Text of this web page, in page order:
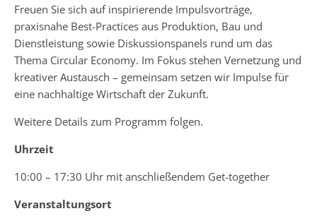
Freuen Sie sich auf inspirierende Impulsvorträge,
praxisnahe Best-Practices aus Produktion, Bau und
Dienstleistung sowie Diskussionspanels rund um das
Thema Circular Economy. Im Fokus stehen Vernetzung und
kreativer Austausch – gemeinsam setzen wir Impulse für
eine nachhaltige Wirtschaft der Zukunft.
Weitere Details zum Programm folgen.
Uhrzeit
10:00 – 17:30 Uhr mit anschließendem Get-together
Veranstaltungsort